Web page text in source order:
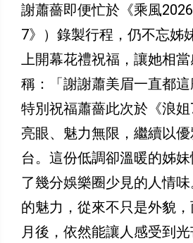
謝蕭薔即便忙於《乘風
7》）錄製行程，仍不忘姊
上開幕花禮祝福，讓她相
稱：「謝謝蕭美眉一直都
特別祝福蕭薔此次於《浪
亮眼、魅力無限，繼續以
台。這份低調卻溫暖的姊
了幾分娛樂圈少見的人情
的魅力，從來不只是外貌
月後，依然能讓人感受到光